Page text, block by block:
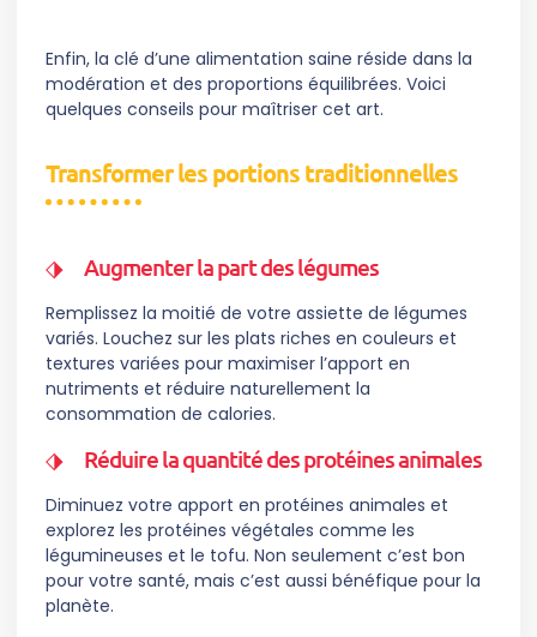
Enfin, la clé d’une alimentation saine réside dans la
modération et des proportions équilibrées. Voici
quelques conseils pour maîtriser cet art.
Transformer les portions traditionnelles
Augmenter la part des légumes
Remplissez la moitié de votre assiette de légumes
variés. Louchez sur les plats riches en couleurs et
textures variées pour maximiser l’apport en
nutriments et réduire naturellement la
consommation de calories.
Réduire la quantité des protéines animales
Diminuez votre apport en protéines animales et
explorez les protéines végétales comme les
légumineuses et le tofu. Non seulement c’est bon
pour votre santé, mais c’est aussi bénéfique pour la
planète.